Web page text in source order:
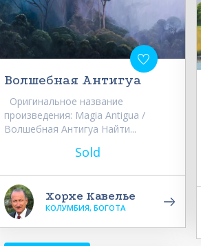
Волшебная Антигуа
Оригинальное название
произведения: Magia Antigua /
Волшебная Антигуа Найти...
Sold
Хорхе Кавелье
КОЛУМБИЯ, БОГОТА